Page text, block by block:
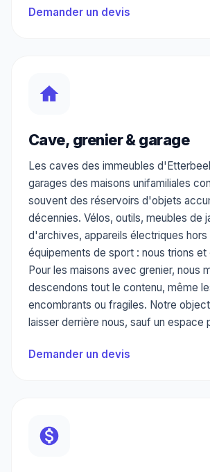
Demander un devis
Cave, grenier & garage
Les caves des immeubles
garages des maisons unifamiliales
souvent des réservoirs d'objets
décennies. Vélos, outils, meubles de
d'archives, appareils électriques
équipements de sport : nous trions
Pour les maisons avec grenier, nous
descendons tout le contenu, même
encombrants ou fragiles. Notre
laisser derrière nous, sauf un espace
Demander un devis